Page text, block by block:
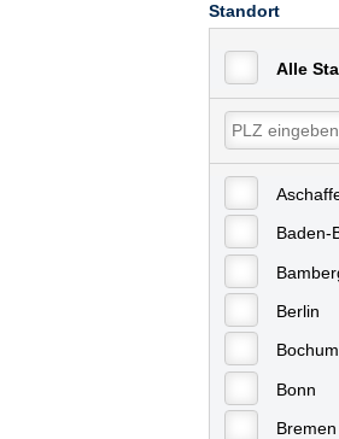
Standort
Alle
Baden-
Berlin
Bochum
Bonn
Bremen